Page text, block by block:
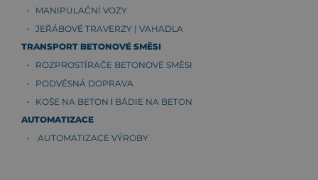
MANIPULAČNÍ VOZY
JEŘÁBOVÉ TRAVERZY | VAHADLA
TRANSPORT BETONOVÉ SMĚSI
ROZPROSTÍRAČE BETONOVÉ SMĚSI
PODVĚSNÁ DOPRAVA
KOŠE NA BETON ǀ BÁDIE NA BETON
AUTOMATIZACE
AUTOMATIZACE VÝROBY